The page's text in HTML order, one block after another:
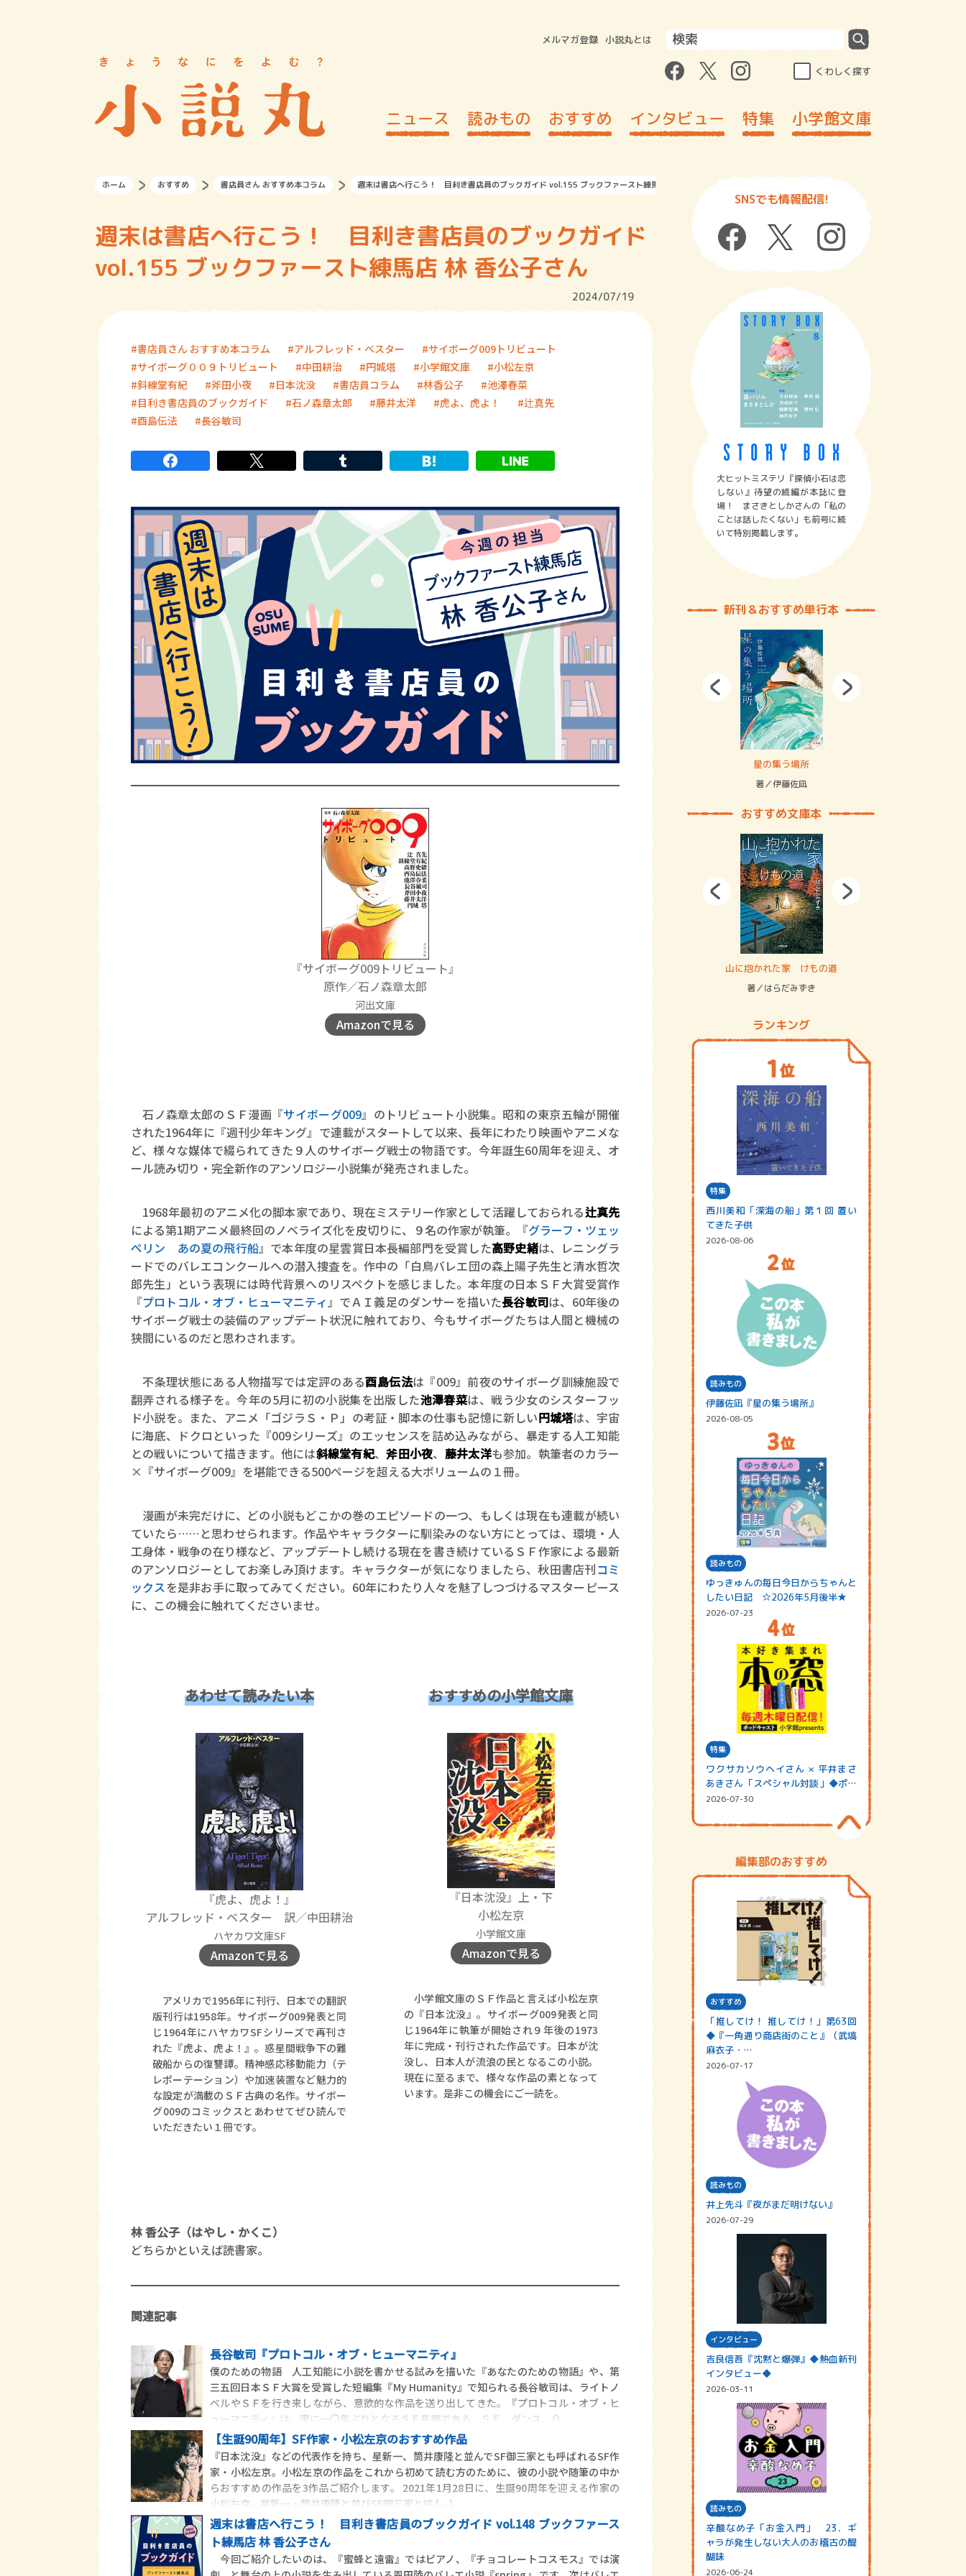
メルマガ登録 小説丸とは
くわしく探す
ニュース 読みもの おすすめ インタビュー 特集 小学館文庫
ホーム おすすめ 書店員さん おすすめ本コラム 週末は書店へ行こう！ 目利き書店員のブックガイド vol.155 ブックファースト練馬店 林 香公子さん
週末は書店へ行こう！ 目利き書店員のブックガイド
vol.155 ブックファースト練馬店 林 香公子さん
2024/07/19
書店員さん おすすめ本コラム アルフレッド・ベスター
サイボーグ009トリビュート
サイボーグ００９トリビュート
中田耕治 円城塔 小学館文庫
小松左京
斜線堂有紀
斧田小夜 日本沈没 書店員コラム 林香公子
池澤春菜
目利き書店員のブックガイド
石ノ森章太郎 藤井太洋 虎よ、虎よ！
辻真先
酉島伝法
長谷敏司
『サイボーグ009トリビュート』
原作／石ノ森章太郎
河出文庫
Amazonで見る
石ノ森章太郎のＳＦ漫画『サイボーグ009』のトリビュート小説集。昭和の東京五輪が開催
された1964年に『週刊少年キング』で連載がスタートして以来、長年にわたり映画やアニメな
ど、様々な媒体で綴られてきた９人のサイボーグ戦士の物語です。今年誕生60周年を迎え、オ
ール読み切り・完全新作のアンソロジー小説集が発売されました。
1968年最初のアニメ化の脚本家であり、現在ミステリー作家として活躍しておられる辻真先
による第1期アニメ最終回のノベライズ化を皮切りに、９名の作家が執筆。『グラーフ・ツェッ
ペリン あの夏の飛行船』で本年度の星雲賞日本長編部門を受賞した高野史緒は、レニングラ
ードでのバレエコンクールへの潜入捜査を。作中の「白鳥バレエ団の森上陽子先生と清水哲次
郎先生」という表現には時代背景へのリスペクトを感じました。本年度の日本ＳＦ大賞受賞作
『プロトコル・オブ・ヒューマニティ 』でＡＩ義足のダンサーを描いた長谷敏司は、60年後の
サイボーグ戦士の装備のアップデート状況に触れており、今もサイボーグたちは人間と機械の
狭間にいるのだと思わされます。
不条理状態にある人物描写では定評のある酉島伝法は『009』前夜のサイボーグ訓練施設で
翻弄される様子を。今年の5月に初の小説集を出版した池澤春菜は、戦う少女のシスターフッ
ド小説を。また、アニメ「ゴジラＳ・Ｐ」の考証・脚本の仕事も記憶に新しい円城塔は、宇宙
に海底、ドクロといった『009シリーズ』のエッセンスを詰め込みながら、暴走する人工知能
との戦いについて描きます。他には斜線堂有紀、斧田小夜、 藤井太洋も参加。執筆者のカラー
×『サイボーグ009』を堪能できる500ページを超える大ボリュームの１冊。
漫画が未完だけに、どの小説もどこかの巻のエピソードの一つ、もしくは現在も連載が続い
ていたら……と思わせられます。作品やキャラクターに馴染みのない方にとっては、環境・人
工身体・戦争の在り様など、アップデートし続ける現在を書き続けているＳＦ作家による最新
のアンソロジーとしてお楽しみ頂けます。キャラクターが気になりましたら、秋田書店刊コミ
ックスを是非お手に取ってみてください。60年にわたり人々を魅了しつづけるマスターピース
に、この機会に触れてくださいませ。
あわせて読みたい本
『虎よ、虎よ！ 』
アルフレッド・ベスター 訳／中田耕治
ハヤカワ文庫SF
Amazonで見る
アメリカで1956年に刊行、日本での翻訳
版刊行は1958年。サイボーグ009発表と同
じ1964年にハヤカワSFシリーズで再刊さ
れた『虎よ、虎よ！』。惑星間戦争下の難
破船からの復讐譚。精神感応移動能力（テ
レポーテーション）や加速装置など魅力的
な設定が満載のＳＦ古典の名作。サイボー
グ009のコミックスとあわせてぜひ読んで
いただきたい１冊です。
おすすめの小学館文庫
『日本沈没』上・下
小松左京
小学館文庫
Amazonで見る
小学館文庫のＳＦ作品と言えば小松左京
の『日本沈没』。サイボーグ009発表と同
じ1964年に執筆が開始され９年後の1973
年に完成・刊行された作品です。日本が沈
没し、日本人が流浪の民となるこの小説。
現在に至るまで、様々な作品の素となって
います。是非この機会にご一読を。
林 香公子（はやし・かくこ）
どちらかといえば読書家。
関連記事
長谷敏司『プロトコル・オブ・ヒューマニティ』
僕のための物語 人工知能に小説を書かせる試みを描いた『あなたのための物語』や、第
三五回日本ＳＦ大賞を受賞した短編集『My Humanity』で知られる長谷敏司は、ライトノ
ベルやＳＦを行き来しながら、意欲的な作品を送り出してきた。『プロトコル・オブ・ヒ
ューマニティ』は、実に一〇年ぶりとなるＳＦ長編である。ＳＦ、ダンス、介
【生誕90周年】SF作家・小松左京のおすすめ作品
『日本沈没』などの代表作を持ち、星新一、筒井康隆と並んでSF御三家とも呼ばれるSF作
家・小松左京。小松左京の作品をこれから初めて読む方のために、彼の小説や随筆の中か
らおすすめの作品を3作品ご紹介します。 2021年1月28日に、生誕90周年を迎える作家の
小松左京。星新一・筒井康隆と並びSF御三家と呼 […]
週末は書店へ行こう！ 目利き書店員のブックガイド vol.148 ブックファース
ト練馬店 林 香公子さん
今回ご紹介したいのは、『蜜蜂と遠雷』ではピアノ、『チョコレートコスモス』では演
SNSでも情報配信!
大ヒットミステリ『探偵小石は恋
しない』待望の続編が本誌に登
場！ まさきとしかさんの「私の
ことは話したくない」も前号に続
いて特別掲載します。
新刊＆おすすめ単行本
賞金稼ぎスリーサム！ 二重拘束の…
著／川瀬七緒
星の集う場所
著／伊藤佐凪
おすすめ文庫本
ロボット・イン・ザ・システム 山に抱かれた家 けもの道
著／はらだみずき
ランキング
特集
西川美和「深海の船」第１回 置い
てきた子供
2026-08-06
読みもの
伊藤佐凪『星の集う場所』
2026-08-05
読みもの
ゆっきゅんの毎日今日からちゃんと
したい日記 ☆2026年5月後半★
2026-07-23
特集
ワクサカソウヘイさん × 平井まさ
あきさん「スペシャル対談」◆ポッ
ドキャスト…
2026-07-30
編集部のおすすめ
おすすめ
「推してけ！ 推してけ！」第63回
◆『一角通り商店街のこと』（武塙
麻衣子・…
2026-07-17
読みもの
井上先斗『夜がまだ明けない』
2026-07-29
インタビュー
吉良信吾『沈黙と爆弾』◆熱血新刊
インタビュー◆
2026-03-11
読みもの
辛酸なめ子「お金入門」 23．ギ
ャラが発生しない大人のお稽古の醍
醐味
2026-06-24